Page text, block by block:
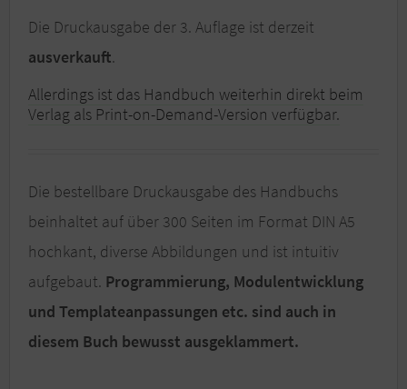
Die Druckausgabe der 3. Auflage ist derzeit
ausverkauft.
Allerdings ist das Handbuch weiterhin direkt beim
Verlag als Print-on-Demand-Version verfügbar.
Die bestellbare Druckausgabe des Handbuchs
beinhaltet auf über 300 Seiten im Format DIN A5
hochkant, diverse Abbildungen und ist intuitiv
aufgebaut. Programmierung, Modulentwicklung
und Templateanpassungen etc. sind auch in
diesem Buch bewusst ausgeklammert.